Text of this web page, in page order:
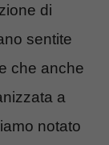
di
sentite
che anche
a
notato